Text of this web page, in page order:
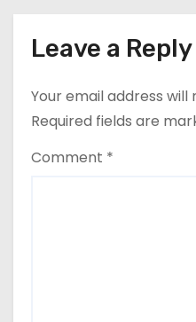
Leave a Reply
Your email address will
Required fields are
Comment *